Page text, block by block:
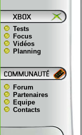
Tests
Focus
Vidéos
Planning
Forum
Partenaires
Equipe
Contacts